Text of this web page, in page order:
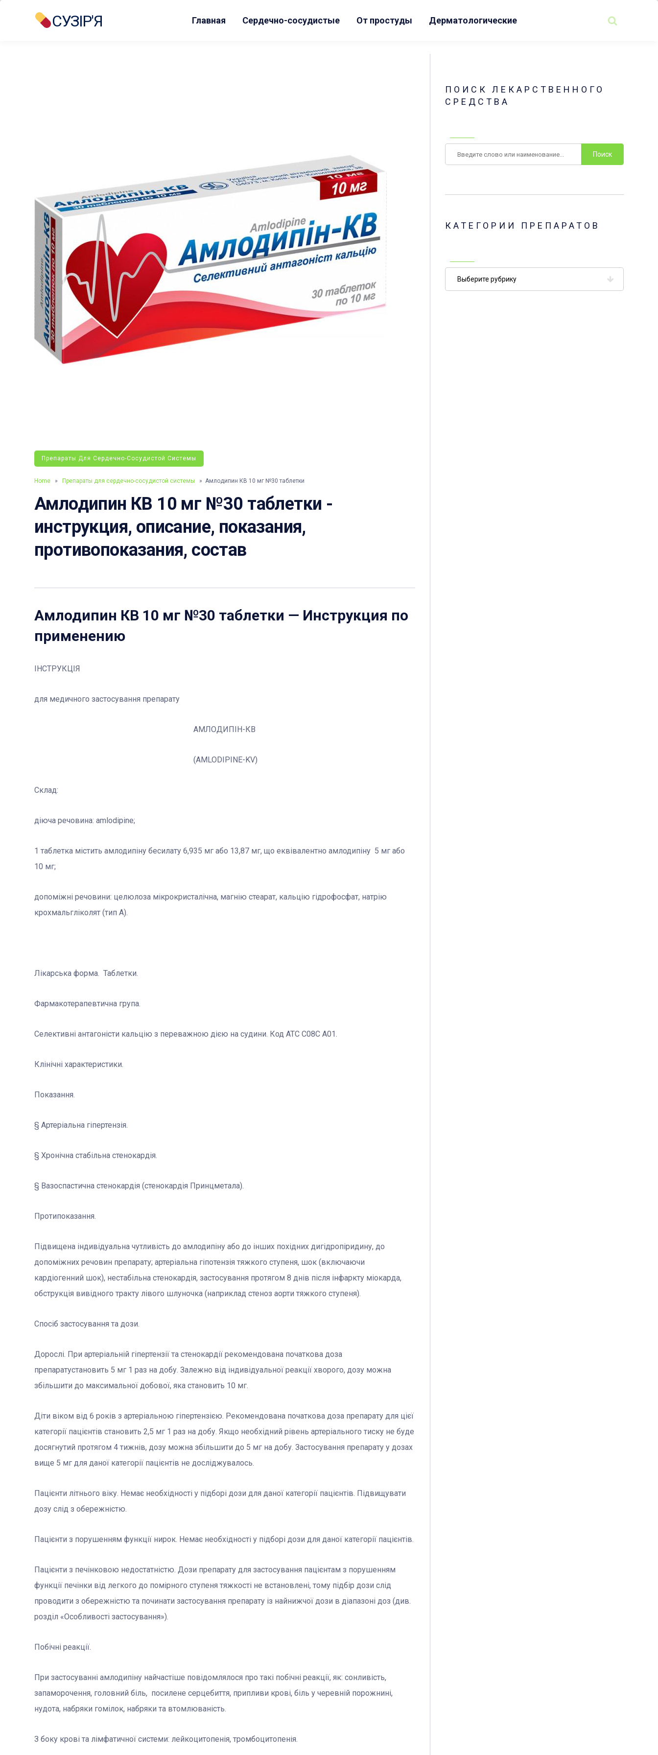
СУЗІР'Я Главная Сердечно-сосудистые От простуды Дерматологические
Препараты Для Сердечно-Сосудистой Системы
Home » Препараты для сердечно-сосудистой системы » Амлодипин КВ 10 мг №30 таблетки
Амлодипин КВ 10 мг №30 таблетки -
инструкция, описание, показания,
противопоказания, состав
Амлодипин КВ 10 мг №30 таблетки — Инструкция по
применению
ІНСТРУКЦІЯ
для медичного застосування препарату
АМЛОДИПІН-КВ
(AMLODIPINE-KV)
Склад:
діюча речовина: amlodipine;
1 таблетка містить амлодипіну бесилату 6,935 мг або 13,87 мг, що еквівалентно амлодипіну 5 мг або
10 мг;
допоміжні речовини: целюлоза мікрокристалічна, магнію стеарат, кальцію гідрофосфат, натрію
крохмальгліколят (тип А).
Лікарська форма. Таблетки.
Фармакотерапевтична група.
Селективні антагоністи кальцію з переважною дією на судини. Код АТС С08С А01.
Клінічні характеристики.
Показання.
§ Артеріальна гіпертензія.
§ Хронічна стабільна стенокардія.
§ Вазоспастична стенокардія (стенокардія Принцметала).
Протипоказання.
Підвищена індивідуальна чутливість до амлодипіну або до інших похідних дигідропіридину, до
допоміжних речовин препарату; артеріальна гіпотензія тяжкого ступеня, шок (включаючи
кардіогенний шок), нестабільна стенокардія, застосування протягом 8 днів після інфаркту міокарда,
обструкція вивідного тракту лівого шлуночка (наприклад стеноз аорти тяжкого ступеня).
Спосіб застосування та дози.
Дорослі. При артеріальній гіпертензії та стенокардії рекомендована початкова доза
препаратустановить 5 мг 1 раз на добу. Залежно від індивідуальної реакції хворого, дозу можна
збільшити до максимальної добової, яка становить 10 мг.
Діти віком від 6 років з артеріальною гіпертензією. Рекомендована початкова доза препарату для цієї
категорії пацієнтів становить 2,5 мг 1 раз на добу. Якщо необхідний рівень артеріального тиску не буде
досягнутий протягом 4 тижнів, дозу можна збільшити до 5 мг на добу. Застосування препарату у дозах
вище 5 мг для даної категорії пацієнтів не досліджувалось.
Пацієнти літнього віку. Немає необхідності у підборі дози для даної категорії пацієнтів. Підвищувати
дозу слід з обережністю.
Пацієнти з порушенням функції нирок. Немає необхідності у підборі дози для даної категорії пацієнтів.
Пацієнти з печінковою недостатністю. Дози препарату для застосування пацієнтам з порушенням
функції печінки від легкого до помірного ступеня тяжкості не встановлені, тому підбір дози слід
проводити з обережністю та починати застосування препарату із найнижчої дози в діапазоні доз (див.
розділ «Особливості застосування»).
Побічні реакції.
При застосуванні амлодипіну найчастіше повідомлялося про такі побічні реакції, як: сонливість,
запаморочення, головний біль, посилене серцебиття, припливи крові, біль у черевній порожнині,
нудота, набряки гомілок, набряки та втомлюваність.
З боку крові та лімфатичної системи: лейкоцитопенія, тромбоцитопенія.
ПОИСК ЛЕКАРСТВЕННОГО
СРЕДСТВА
КАТЕГОРИИ ПРЕПАРАТОВ
препаратов